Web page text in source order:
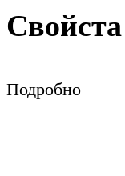
Подробно